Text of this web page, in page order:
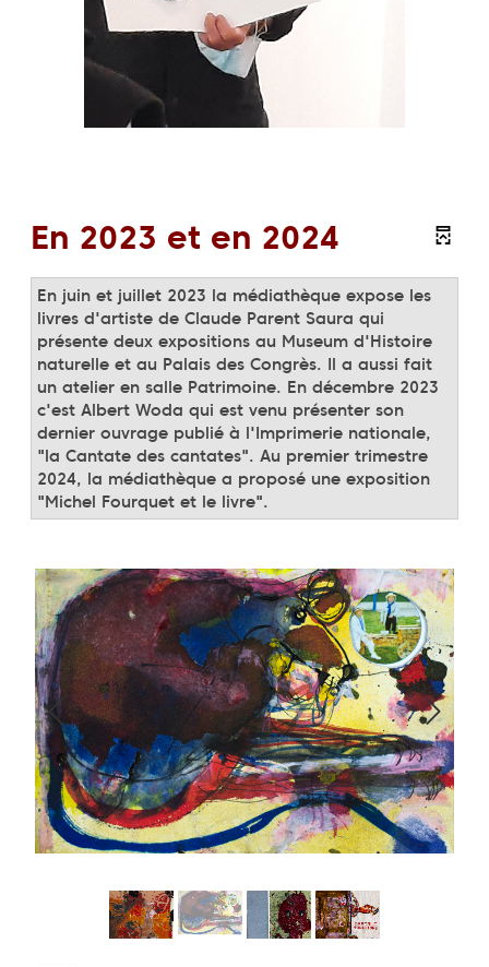
En 2023 et en 2024
En juin et juillet 2023 la médiathèque expose les
livres d'artiste de Claude Parent Saura qui
présente deux expositions au Museum d'Histoire
naturelle et au Palais des Congrès. Il a aussi fait
un atelier en salle Patrimoine. En décembre 2023
c'est Albert Woda qui est venu présenter son
dernier ouvrage publié à l'Imprimerie nationale,
"la Cantate des cantates". Au premier trimestre
2024, la médiathèque a proposé une exposition
"Michel Fourquet et le livre".